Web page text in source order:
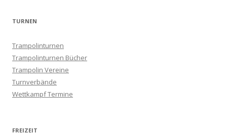
a
i
o
n
TURNEN
Trampolinturnen
Trampolinturnen Bücher
Trampolin Vereine
Turnverbände
Wettkampf Termine
FREIZEIT